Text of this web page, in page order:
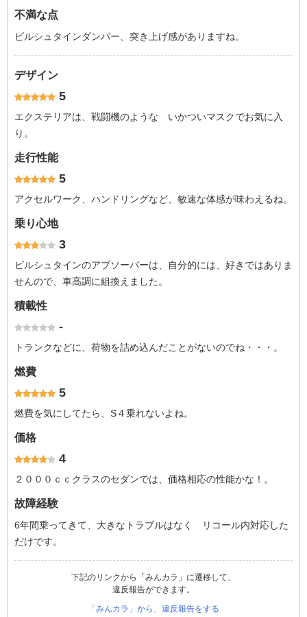
不満な点
ビルシュタインダンパー、突き上げ感がありますね。
デザイン
5
エクステリアは、戦闘機のような いかついマスクでお気に入
り。
走行性能
5
アクセルワーク、ハンドリングなど、敏速な体感が味わえるね。
乗り心地
3
ビルシュタインのアブソーバーは、自分的には、好きではありま
せんので、車高調に組換えました。
積載性
-
トランクなどに、荷物を詰め込んだことがないのでね・・・。
燃費
5
燃費を気にしてたら、S４乗れないよね。
価格
4
２０００ｃｃクラスのセダンでは、価格相応の性能かな！。
故障経験
6年間乗ってきて、大きなトラブルはなく リコール内対応した
だけです。
下記のリンクから「みんカラ」に遷移して、
違反報告ができます。
「みんカラ」から、違反報告をする